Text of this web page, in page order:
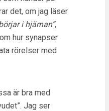
det, om jag läser
i hjärnan”,
hur synapser
rörelser med
är bra med
Jag ser